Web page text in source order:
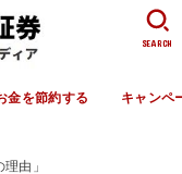
金を節約する キャンペ
SEARCH
由」